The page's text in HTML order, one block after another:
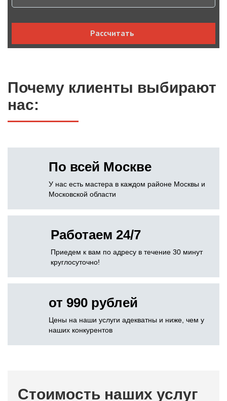
Рассчитать
Почему клиенты выбирают
нас:
По всей Москве
У нас есть мастера в каждом районе Москвы и
Московской области
Работаем 24/7
Приедем к вам по адресу в течение 30 минут
круглосуточно!
от 990 рублей
Цены на наши услуги адекватны и ниже, чем у
наших конкурентов
Стоимость наших услуг